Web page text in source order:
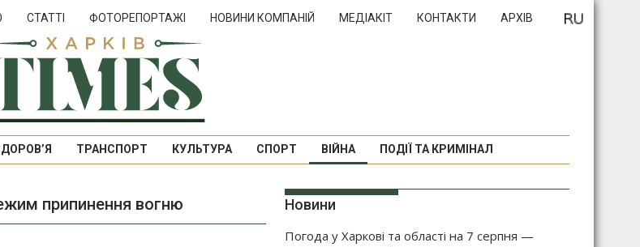
СТАТТІ ФОТОРЕПОРТАЖІ НОВИНИ КОМПАНІЙ МЕДІАКІТ КОНТАКТИ АРХІВ
ТРАНСПОРТ КУЛЬТУРА СПОРТ ВІЙНА ПОДІЇ ТА КРИМІНАЛ
припинення вогню Новини
Погода у Харкові та області на 7 серпня —